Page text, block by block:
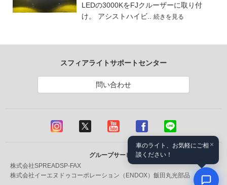
LEDの3000KをFJクルーザーに取り付
け。 アシストハイビ.. 続きを見る
スフィアライトサポートセンター
問い合わせ
グループサービス
株式会社SPREADSP-FAX
株式会社イーエヌドゥコーポレーション（ENDOX） 飯田丸光部品
×
車のライト、お気軽にご相
談ください！